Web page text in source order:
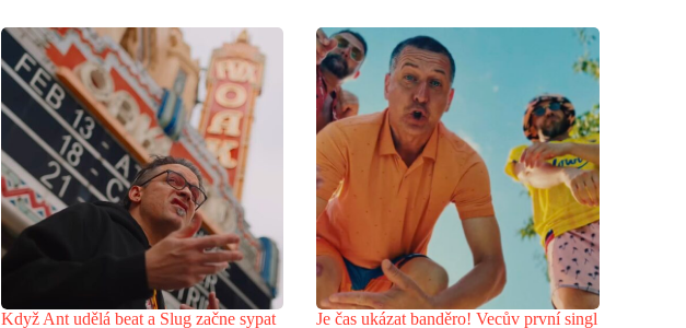
Když Ant udělá beat a Slug začne sypat Je čas ukázat banděro! Vecův první singl